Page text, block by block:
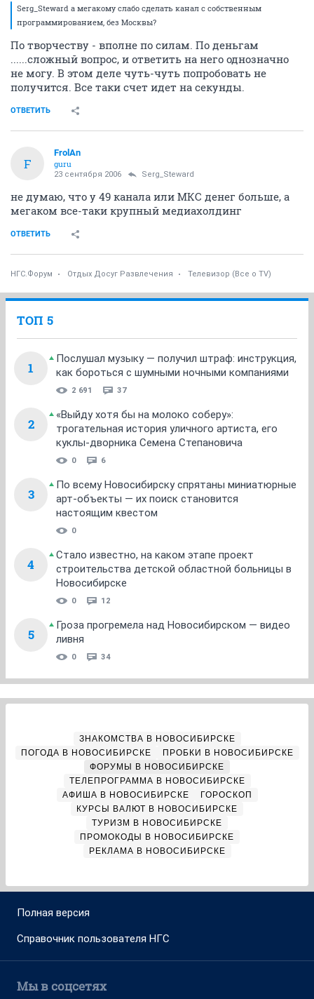
Serg_Steward а мегакому слабо сделать канал с собственным
программированием, без Москвы?
По творчеству - вполне по силам. По деньгам
......сложный вопрос, и ответить на него однозначно
не могу. В этом деле чуть-чуть попробовать не
получится. Все таки счет идет на секунды.
ОТВЕТИТЬ
F
FrolAn
guru
23 сентября 2006 Serg_Steward
не думаю, что у 49 канала или МКС денег больше, а
мегаком все-таки крупный медиахолдинг
ОТВЕТИТЬ
НГС.Форум Отдых Досуг Развлечения Телевизор (Все о TV)
ТОП 5
1
Послушал музыку — получил штраф: инструкция,
как бороться с шумными ночными компаниями
2 691 37
2
«Выйду хотя бы на молоко соберу»:
трогательная история уличного артиста, его
куклы-дворника Семена Степановича
0 6
3
По всему Новосибирску спрятаны миниатюрные
арт-объекты — их поиск становится
настоящим квестом
0
4
Стало известно, на каком этапе проект
строительства детской областной больницы в
Новосибирске
0 12
5
Гроза прогремела над Новосибирском — видео
ливня
0 34
ЗНАКОМСТВА В НОВОСИБИРСКЕ
ПОГОДА В НОВОСИБИРСКЕ
ПРОБКИ В НОВОСИБИРСКЕ
ФОРУМЫ В НОВОСИБИРСКЕ
ТЕЛЕПРОГРАММА В НОВОСИБИРСКЕ
АФИША В НОВОСИБИРСКЕ
ГОРОСКОП
КУРСЫ ВАЛЮТ В НОВОСИБИРСКЕ
ТУРИЗМ В НОВОСИБИРСКЕ
ПРОМОКОДЫ В НОВОСИБИРСКЕ
РЕКЛАМА В НОВОСИБИРСКЕ
Полная версия
Справочник пользователя НГС
Мы в соцсетях